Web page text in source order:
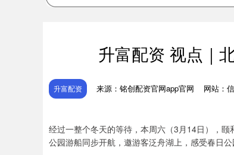
升富配资 视点｜
升富配资 来源：铭创配资官网app官网 网站：
经过一整个冬天的等待，本周六（3月14日），
公园游船同步开航，邀游客泛舟湖上，感受春日公